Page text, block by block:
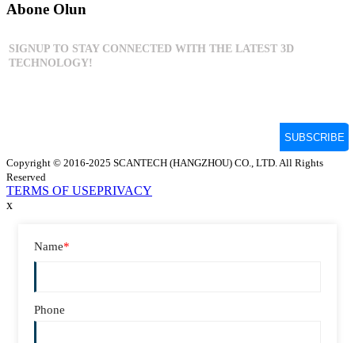
Abone Olun
Copyright © 2016-2025 SCANTECH (HANGZHOU) CO., LTD. All Rights
Reserved
TERMS OF USEPRIVACY
x
Name*
Phone